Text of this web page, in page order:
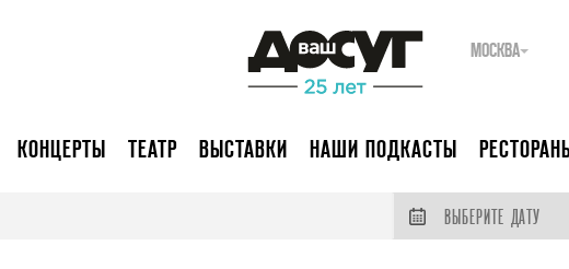
МОСКВА
КОНЦЕРТЫ ТЕАТР ВЫСТАВКИ НАШИ ПОДКАСТЫ
ВЫБЕРИТЕ ДАТУ